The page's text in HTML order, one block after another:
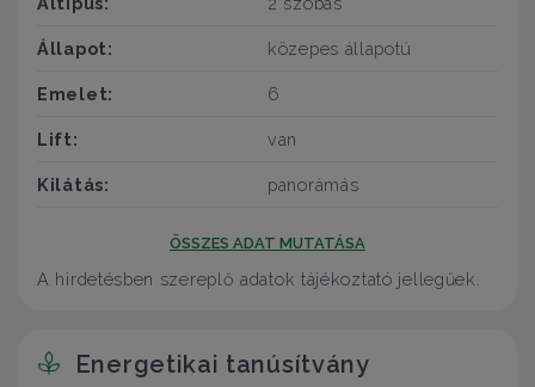
Állapot: közepes állapotú
Emelet: 6
Lift: van
Kilátás: panorámás
ÖSSZES ADAT MUTATÁSA
A hirdetésben szereplő adatok tájékoztató jellegűek.
Energetikai tanúsítvány